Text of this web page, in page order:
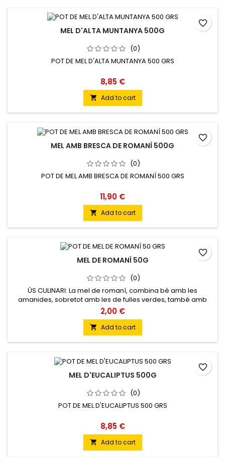
MEL D'ALTA MUNTANYA 500G
(0)
POT DE MEL D'ALTA MUNTANYA 500 GRS
8,85 €
 Add to cart
favorite_border
MEL AMB BRESCA DE ROMANÍ 500G
(0)
POT DE MEL AMB BRESCA DE ROMANÍ 500 GRS
11,90 €
 Add to cart
favorite_border
MEL DE ROMANÍ 50G
(0)
ÚS CULINARI: La mel de romaní, combina bé amb les
amanides, sobretot amb les de fulles verdes, també amb
infusions, macedònies de fruites i amb els lactis lleugers com
els formatges frescos i iogurts. Molt indicada per utilitzar amb
bacallà dessalat, fregit, i als plats cuinats amb carn de xai.
2,00 €
 Add to cart
favorite_border
MEL D'EUCALIPTUS 500G
(0)
POT DE MEL D'EUCALIPTUS 500 GRS
8,85 €
 Add to cart
favorite_border